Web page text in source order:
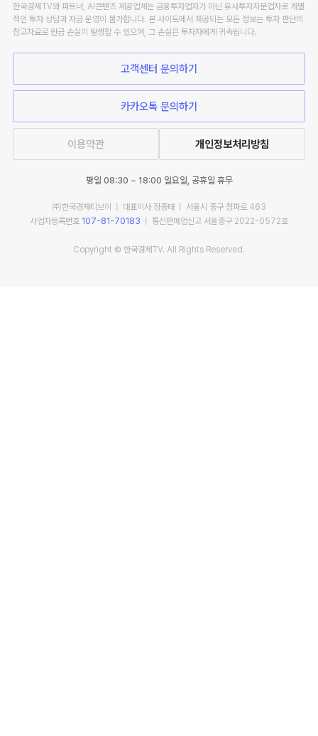
한국경제TV와 파트너, AI콘텐츠 제공업체는 금융투자업자가 아닌 유사투자자문업자로 개별
적인 투자 상담과 자금 운영이 불가합니다. 본 사이트에서 제공되는 모든 정보는 투자 판단의
참고자료로 원금 손실이 발생할 수 있으며, 그 손실은 투자자에게 귀속됩니다.
고객센터 문의하기
카카오톡 문의하기
이용약관 개인정보처리방침
평일 08:30 ~ 18:00 일요일, 공휴일 휴무
㈜한국경제티브이 | 대표이사 정종태 | 서울시 중구 청파로 463
사업자등록번호 107-81-70183 | 통신판매업신고 서울중구 2022-0572호
Copyright © 한국경제TV. All Rights Reserved.